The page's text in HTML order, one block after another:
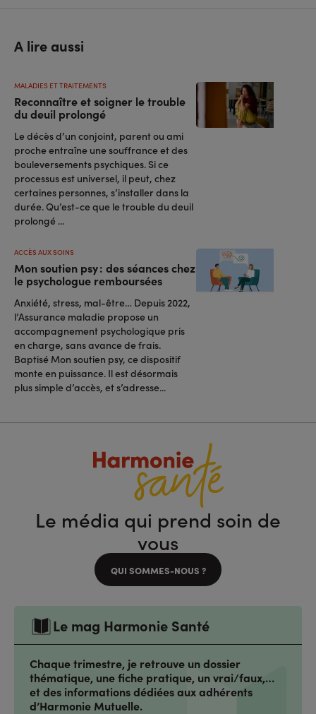
A lire aussi
Reconnaître et soigner le trouble
du deuil prolongé
MALADIES ET TRAITEMENTS
Le décès d’un conjoint, parent ou ami
proche entraîne une souffrance et des
bouleversements psychiques. Si ce
processus est universel, il peut, chez
certaines personnes, s’installer dans la
durée. Qu’est-ce que le trouble du deuil
prolongé ...
Mon soutien psy : des séances chez
le psychologue remboursées
ACCÈS AUX SOINS
Anxiété, stress, mal-être… Depuis 2022,
l’Assurance maladie propose un
accompagnement psychologique pris
en charge, sans avance de frais.
Baptisé Mon soutien psy, ce dispositif
monte en puissance. Il est désormais
plus simple d’accès, et s’adresse...
Le média qui prend soin de
vous
QUI SOMMES-NOUS ?
Le mag Harmonie Santé
Chaque trimestre, je retrouve un dossier
thématique, une fiche pratique, un vrai/faux,…
et des informations dédiées aux adhérents
d’Harmonie Mutuelle.